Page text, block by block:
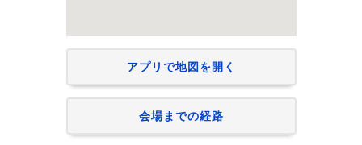
アプリで地図を開く
会場までの経路